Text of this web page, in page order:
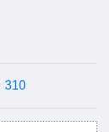
310